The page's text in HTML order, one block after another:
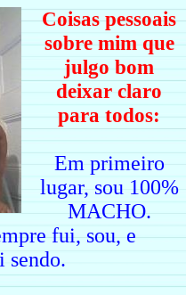
Coisas pessoais
sobre mim que
julgo bom
deixar claro
para todos:
Em primeiro
lugar, sou 100%
MACHO.
fui, sou, e
sendo.